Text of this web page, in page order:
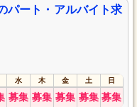
パート・アルバイト求
水 木 金 土 日
募集 募集 募集 募集 募集